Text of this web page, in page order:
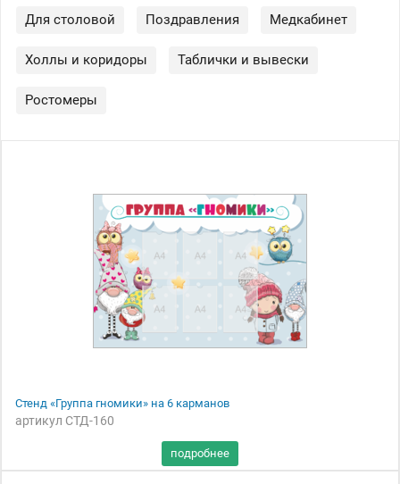
Для столовой Поздравления Медкабинет
Холлы и коридоры Таблички и вывески
Ростомеры
Стенд «Группа гномики» на 6 карманов
артикул СТД-160